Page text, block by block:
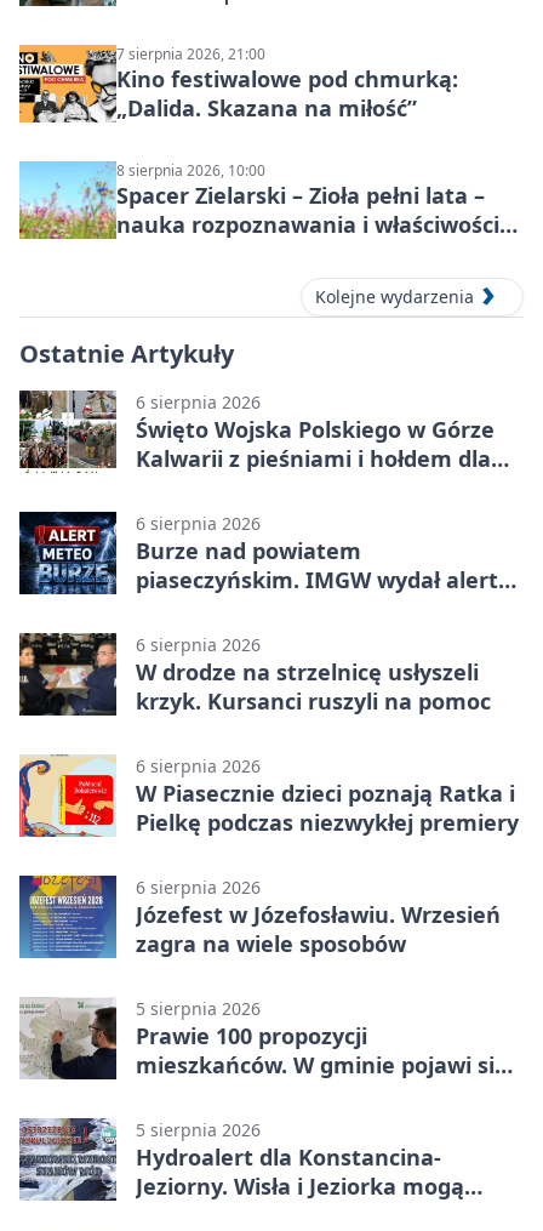
7 sierpnia 2026, 21:00
Kino festiwalowe pod chmurką:
„Dalida. Skazana na miłość”
8 sierpnia 2026, 10:00
Spacer Zielarski – Zioła pełni lata –
nauka rozpoznawania i właściwości
Kolejne wydarzenia
Ostatnie Artykuły
6 sierpnia 2026
Święto Wojska Polskiego w Górze
Kalwarii z pieśniami i hołdem dla
6 sierpnia 2026
Burze nad powiatem
piaseczyńskim. IMGW wydał alert
6 sierpnia 2026
W drodze na strzelnicę usłyszeli
krzyk. Kursanci ruszyli na pomoc
6 sierpnia 2026
W Piasecznie dzieci poznają Ratka i
Pielkę podczas niezwykłej premiery
6 sierpnia 2026
Józefest w Józefosławiu. Wrzesień
zagra na wiele sposobów
5 sierpnia 2026
Prawie 100 propozycji
mieszkańców. W gminie pojawi się
5 sierpnia 2026
Hydroalert dla Konstancina-
Jeziorny. Wisła i Jeziorka mogą